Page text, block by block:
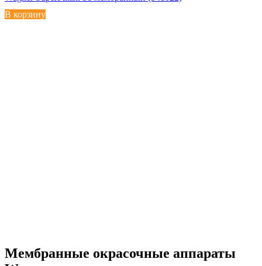
В корзину
Мембранные окрасочные аппараты